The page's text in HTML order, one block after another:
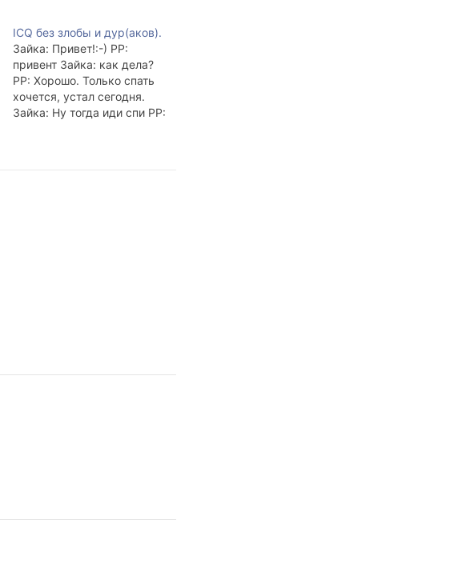
ICQ без злобы и дур(аков).
Зайка: Привет!:-) PP:
привент Зайка: как дела?
PP: Хорошо. Только спать
хочется, устал сегодня.
Зайка: Ну тогда иди спи PP: